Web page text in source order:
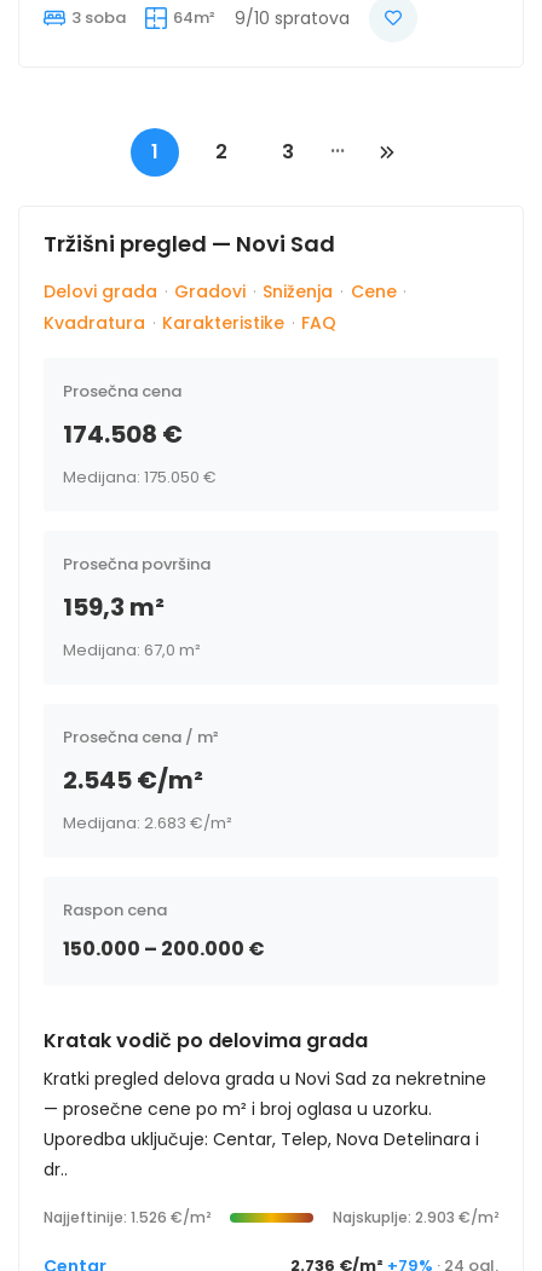
3 soba 64m² 9/10 spratova
1 2 3 ...
Tržišni pregled — Novi Sad
Delovi grada · Gradovi · Sniženja · Cene ·
Kvadratura · Karakteristike · FAQ
Prosečna cena
174.508 €
Medijana: 175.050 €
Prosečna površina
159,3 m²
Medijana: 67,0 m²
Prosečna cena / m²
2.545 €/m²
Medijana: 2.683 €/m²
Raspon cena
150.000 – 200.000 €
Kratak vodič po delovima grada
Kratki pregled delova grada u Novi Sad za nekretnine
— prosečne cene po m² i broj oglasa u uzorku.
Uporedba uključuje: Centar, Telep, Nova Detelinara i
dr..
Najjeftinije: 1.526 €/m² Najskuplje: 2.903 €/m²
2.736 €/m² +79% · 24 ogl.